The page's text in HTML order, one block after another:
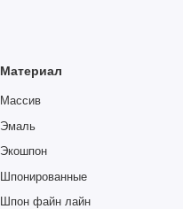
Материал
Массив
Эмаль
Экошпон
Шпонированные
Шпон файн лайн